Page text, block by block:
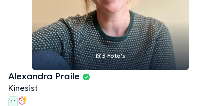
3 Foto's
Alexandra Praile
Kinesist
1 '